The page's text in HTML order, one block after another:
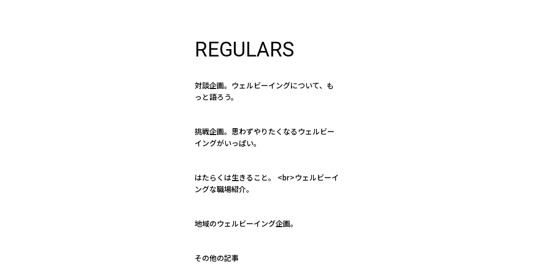
REGULARS
対談企画。ウェルビーイングについて、も
っと語ろう。
挑戦企画。思わずやりたくなるウェルビー
イングがいっぱい。
はたらくは生きること。 <br>ウェルビーイ
ングな職場紹介。
地域のウェルビーイング企画。
その他の記事